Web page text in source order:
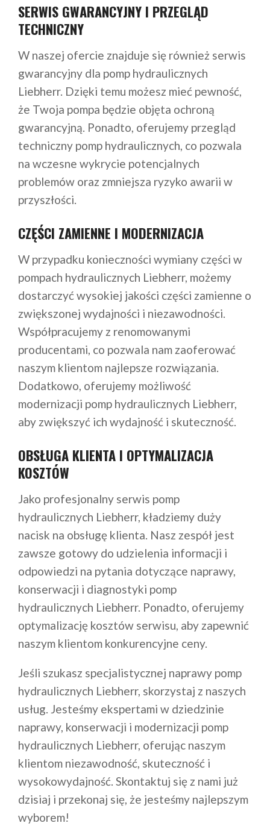
SERWIS GWARANCYJNY I PRZEGLĄD
TECHNICZNY
W naszej ofercie znajduje się również serwis
gwarancyjny dla pomp hydraulicznych
Liebherr. Dzięki temu możesz mieć pewność,
że Twoja pompa będzie objęta ochroną
gwarancyjną. Ponadto, oferujemy przegląd
techniczny pomp hydraulicznych, co pozwala
na wczesne wykrycie potencjalnych
problemów oraz zmniejsza ryzyko awarii w
przyszłości.
CZĘŚCI ZAMIENNE I MODERNIZACJA
W przypadku konieczności wymiany części w
pompach hydraulicznych Liebherr, możemy
dostarczyć wysokiej jakości części zamienne o
zwiększonej wydajności i niezawodności.
Współpracujemy z renomowanymi
producentami, co pozwala nam zaoferować
naszym klientom najlepsze rozwiązania.
Dodatkowo, oferujemy możliwość
modernizacji pomp hydraulicznych Liebherr,
aby zwiększyć ich wydajność i skuteczność.
OBSŁUGA KLIENTA I OPTYMALIZACJA
KOSZTÓW
Jako profesjonalny serwis pomp
hydraulicznych Liebherr, kładziemy duży
nacisk na obsługę klienta. Nasz zespół jest
zawsze gotowy do udzielenia informacji i
odpowiedzi na pytania dotyczące naprawy,
konserwacji i diagnostyki pomp
hydraulicznych Liebherr. Ponadto, oferujemy
optymalizację kosztów serwisu, aby zapewnić
naszym klientom konkurencyjne ceny.
Jeśli szukasz specjalistycznej naprawy pomp
hydraulicznych Liebherr, skorzystaj z naszych
usług. Jesteśmy ekspertami w dziedzinie
naprawy, konserwacji i modernizacji pomp
hydraulicznych Liebherr, oferując naszym
klientom niezawodność, skuteczność i
wysokowydajność. Skontaktuj się z nami już
dzisiaj i przekonaj się, że jesteśmy najlepszym
wyborem!